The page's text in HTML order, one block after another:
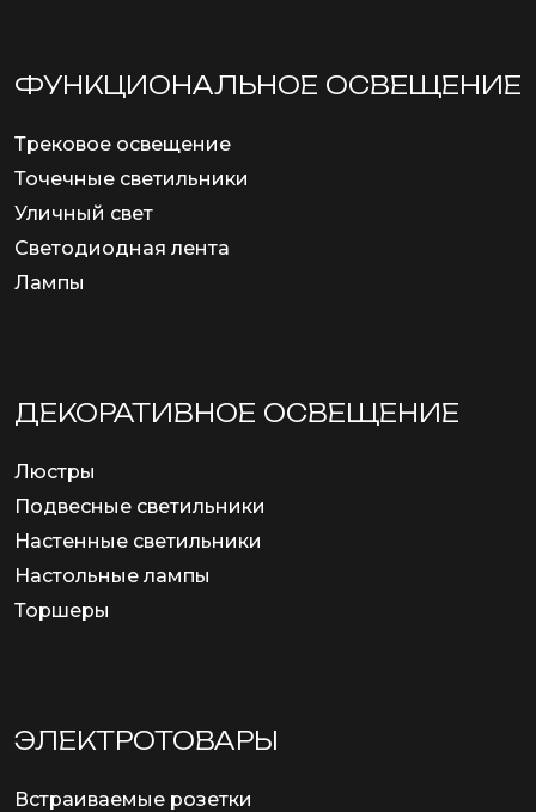
ФУНКЦИОНА­ЛЬНОЕ ОСВЕЩЕНИЕ
Трековое освещение
Точечные светильники
Уличный свет
Светодиодная лента
Лампы
ДЕКОРАТИВНОЕ ОСВЕЩЕНИЕ
Люстры
Подвесные светильники
Настенные светильники
Настольные лампы
Торшеры
ЭЛЕКТРОТОВАРЫ
Встраиваемые розетки